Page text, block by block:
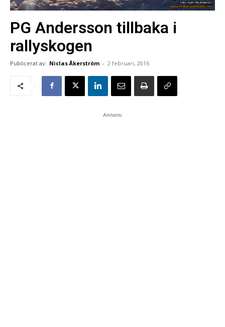
PG Andersson tillbaka i
rallyskogen
Publicerat av: Niclas Åkerström - 2 februari, 2016
Annons: